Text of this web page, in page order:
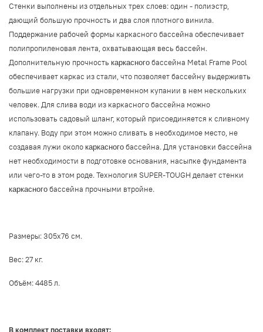
Стенки выполнены из отдельных трех слоев: один - полиэстр,
дающий большую прочность и два слоя плотного винила.
Поддержание рабочей формы каркасного бассейна обеспечивает
полипропиленовая лента, охватывающая весь бассейн.
Дополнительную прочность каркасного бассейна Metal Frame Pool
обеспечивает каркас из стали, что позволяет бассейну выдерживть
большие нагрузки при одновременном купании в нем нескольких
человек. Для слива води из каркасного бассейна можно
использовать садовый шланг, который присоединяется к сливному
клапану. Воду при этом можно сливать в необходимое место, не
создавая лужи около каркасного бассейна. Для установки бассейна
нет необходимости в подготовке основания, насыпке фундамента
или чего-то в этом роде. Технология SUPER-TOUGH делает стенки
каркасного бассейна прочными втройне.
Размеры: 305х76 см.
Вес: 27 кг.
Объём:4485 л.
В комплект поставки входят: